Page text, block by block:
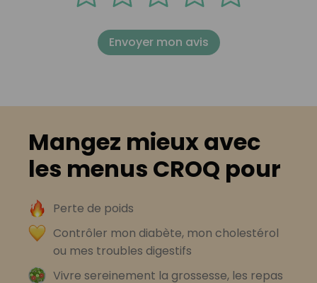
Envoyer mon avis
Mangez mieux avec
les menus CROQ pour
Perte de poids
Contrôler mon diabète, mon cholestérol
ou mes troubles digestifs
Vivre sereinement la grossesse, les repas